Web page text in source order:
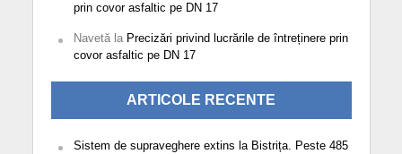
prin covor asfaltic pe DN 17
Navetăla Precizări privind lucrările de întreținere prin
covor asfaltic pe DN 17
ARTICOLE RECENTE
Sistem de supraveghere extins la Bistrița. Peste 485